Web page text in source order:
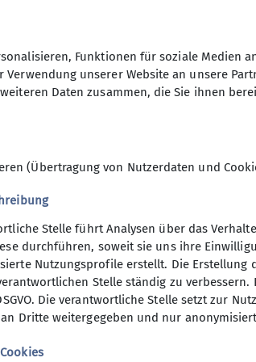
Team
Fitness-Newsletter August
Funktionen für soziale Medien
unserer Website an unsere
Daten zusammen, die Sie ihnen
(Übertragung von Nutzerdaten und
Stelle führt Analysen über das
durchführen, soweit sie uns ihre
Nutzungsprofile erstellt. Die
Stelle ständig zu
Die verantwortliche Stelle setzt zur
Dritte weitergegeben und nur